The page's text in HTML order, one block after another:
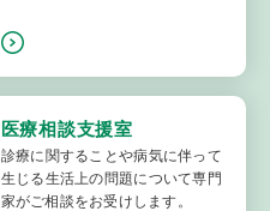
医療相談支援室
診療に関することや病気に伴って
生じる生活上の問題について専門
家がご相談をお受けします。